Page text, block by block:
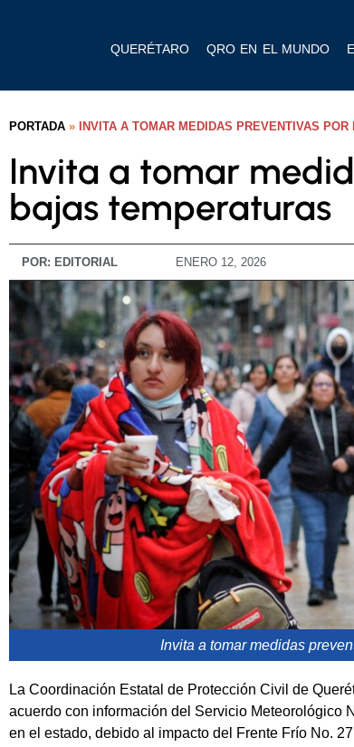
QUERÉTARO QRO EN EL MUNDO
PORTADA » INVITA A TOMAR MEDIDAS PREVENTIVAS
Invita a tomar
bajas temperaturas
POR: EDITORIAL ENERO 12, 2026
Invita a tomar medidas
La Coordinación Estatal de Protección Civil de
acuerdo con información del Servicio Meteorológico
en el estado, debido al impacto del Frente Frío No.